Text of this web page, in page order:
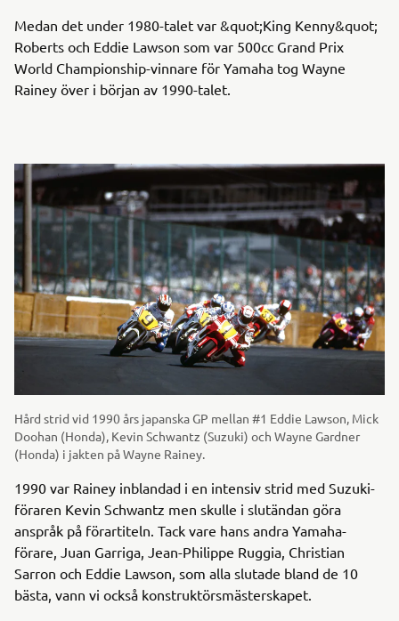
Medan det under 1980-talet var &quot;King Kenny&quot;
Roberts och Eddie Lawson som var 500cc Grand Prix
World Championship-vinnare för Yamaha tog Wayne
Rainey över i början av 1990-talet.
Hård strid vid 1990 års japanska GP mellan #1 Eddie Lawson, Mick
Doohan (Honda), Kevin Schwantz (Suzuki) och Wayne Gardner
(Honda) i jakten på Wayne Rainey.
1990 var Rainey inblandad i en intensiv strid med Suzuki-
föraren Kevin Schwantz men skulle i slutändan göra
anspråk på förartiteln. Tack vare hans andra Yamaha-
förare, Juan Garriga, Jean-Philippe Ruggia, Christian
Sarron och Eddie Lawson, som alla slutade bland de 10
bästa, vann vi också konstruktörsmästerskapet.